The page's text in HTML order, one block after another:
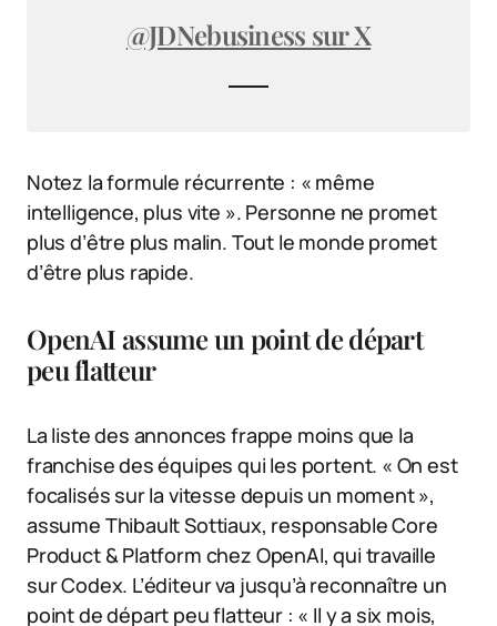
@JDNebusiness sur X
Notez la formule récurrente : « même
intelligence, plus vite ». Personne ne promet
plus d’être plus malin. Tout le monde promet
d’être plus rapide.
OpenAI assume un point de départ
peu flatteur
La liste des annonces frappe moins que la
franchise des équipes qui les portent. « On est
focalisés sur la vitesse depuis un moment »,
assume Thibault Sottiaux, responsable Core
Product & Platform chez OpenAI, qui travaille
sur Codex. L’éditeur va jusqu’à reconnaître un
point de départ peu flatteur : « Il y a six mois,